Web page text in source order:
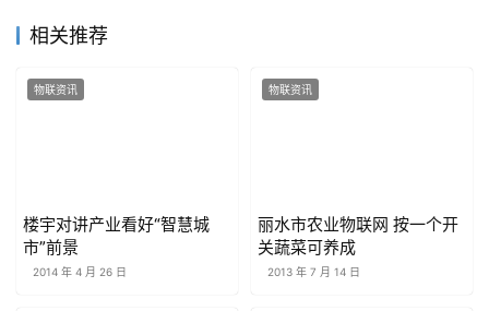
相关推荐
物联资讯
楼宇对讲产业看好“智慧城
市”前景
2014 年 4 月 26 日
物联资讯
丽水市农业物联网 按一个开
关蔬菜可养成
2013 年 7 月 14 日